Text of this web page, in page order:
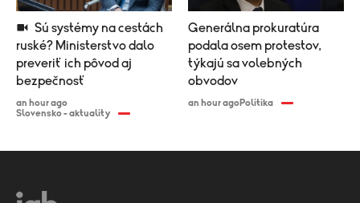
ruské? Ministerstvo dalo
preveriť ich pôvod aj
bezpečnosť
an hour ago
Slovensko - aktuality
Generálna prokuratúra
podala osem protestov,
týkajú sa volebných
obvodov
an hour agoPolitika